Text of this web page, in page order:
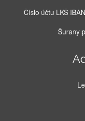
Číslo účtu LKŠ
Šurany